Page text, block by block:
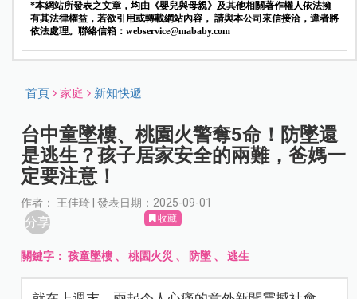
*本網站所發表之文章，均由《嬰兒與母親》及其他相關著作權人依法擁
有其法律權益，若欲引用或轉載網站內容， 請與本公司來信接洽，違者將
依法處理。聯絡信箱： webservice@mababy.com
首頁 家庭 新知快遞
台中童墜樓、桃園火警奪5命！防墜還
是逃生？孩子居家安全的兩難，爸媽一
定要注意！
作者： 王佳琦 | 發表日期：2025-09-01
分享 收藏
關鍵字：孩童墜樓 、桃園火災 、 防墜 、逃生